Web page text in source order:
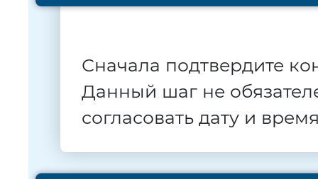
Сначала подтвердите
Данный шаг не
согласовать дату и